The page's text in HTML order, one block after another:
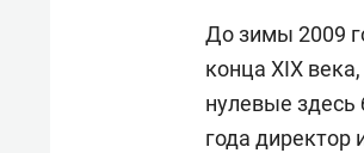
До зимы 2009
конца XIX
нулевые здесь
года директор